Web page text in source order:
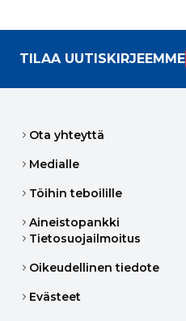
TILAA UUTISKIRJEEMME
Ota yhteyttä
Medialle
Töihin teboilille
Aineistopankki
Tietosuojailmoitus
Oikeudellinen tiedote
Evästeet